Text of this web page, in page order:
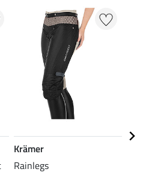
Krämer
Rainlegs